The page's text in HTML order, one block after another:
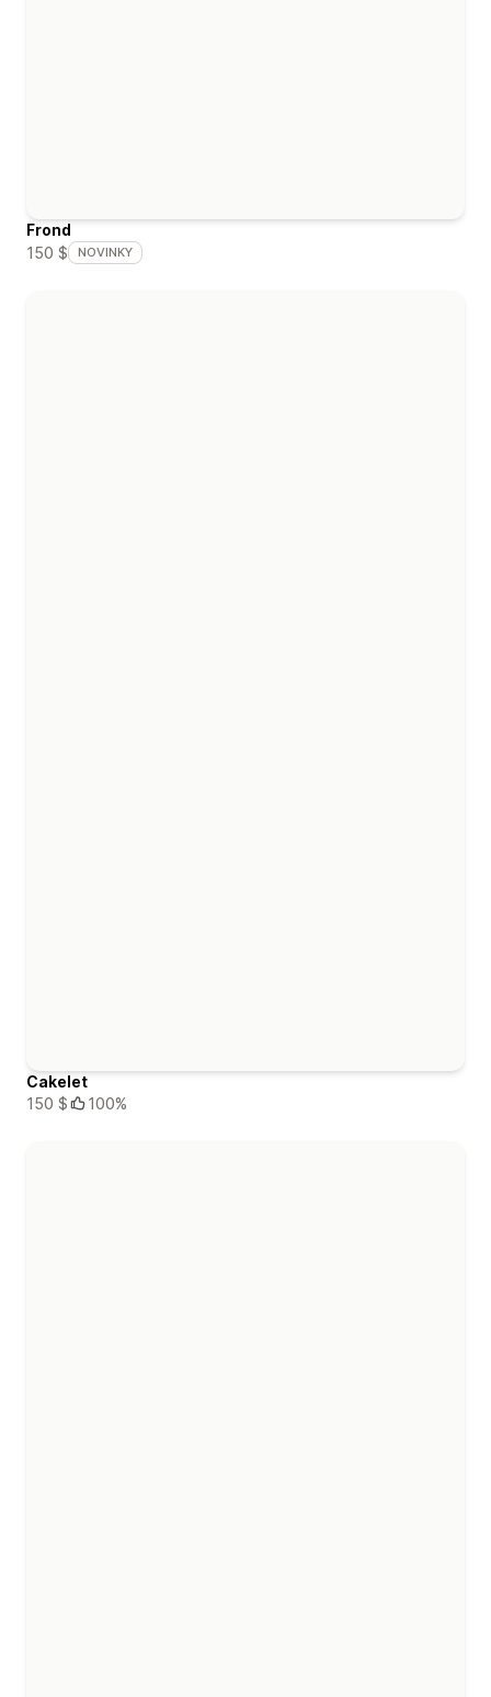
Frond
150 $
NOVINKY
Cakelet
150 $
100%